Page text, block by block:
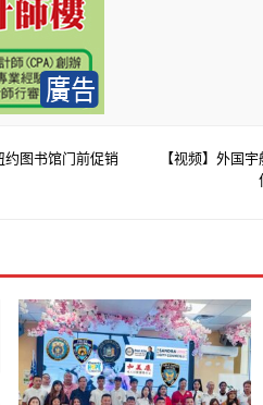
图书馆门前促销
【视频】外国